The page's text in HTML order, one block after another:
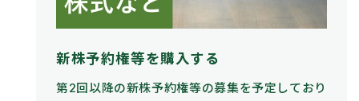
新株予約権等を購入する
第2回以降の新株予約権等の募集を予定しており